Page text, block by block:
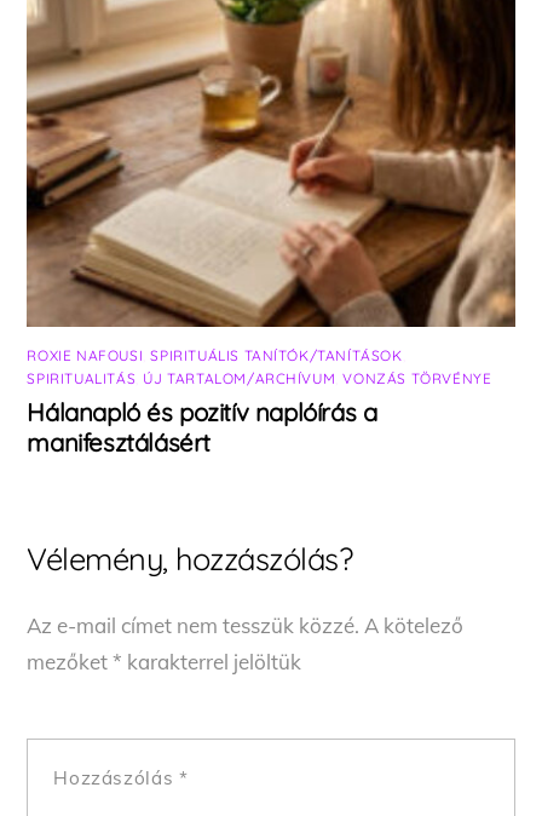
ROXIE NAFOUSI ,SPIRITUÁLIS TANÍTÓK/TANÍTÁSOK
SPIRITUALITÁS ÚJ TARTALOM/ARCHÍVUM ,VONZÁS TÖRVÉNYE
Hálanapló és pozitív naplóírás a
manifesztálásért
Vélemény, hozzászólás?
Az e-mail címet nem tesszük közzé. A kötelező
mezőket* karakterrel jelöltük
Hozzászólás *